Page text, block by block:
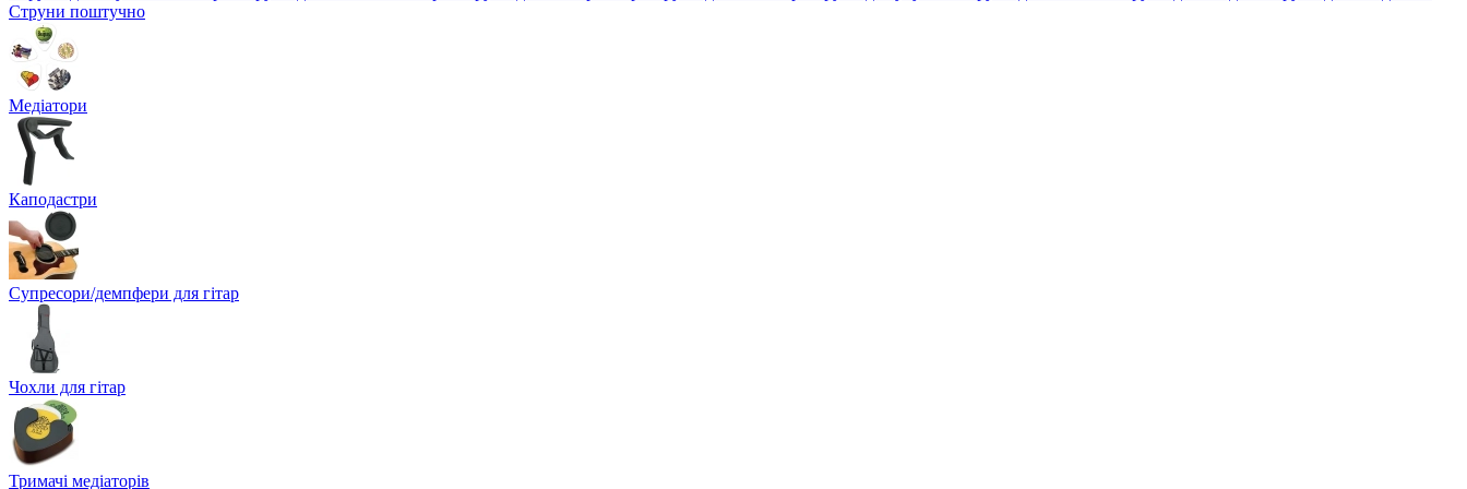
Струни поштучно
Медіатори
Каподастри
Супресори/демпфери для гітар
Чохли для гітар
Тримачі медіаторів